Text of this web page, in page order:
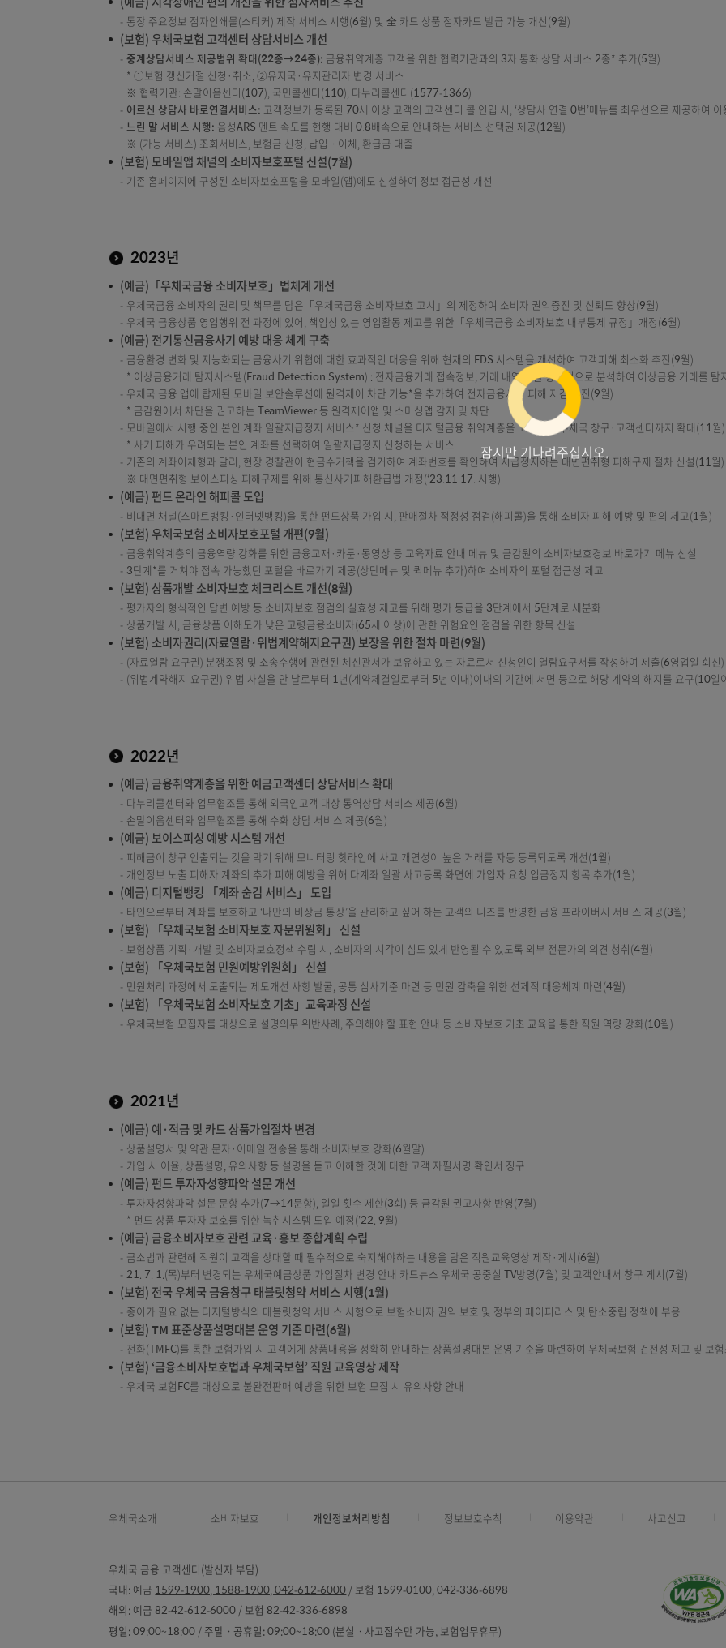
개인정보 유출 등으로 인한 대출 피해 방지를 위해 소비자가 사전에 여신성 금융거래*를 차단하여 고객 피해 최소화(8월)
* 우체국 안심차단 서비스 대상 : 신규 예금계좌 대월, 환급금 대출, 체크카드 신용기능
피해금 편취 의도가 없음을 소명하는 자료*를 제시하는 경우 피해금과 관련이 없는 부분의 지급정지 해제(8월)
* 협박문자 등 명의인의 주장이 사실이라는 개연성이 추측 가능한 자료
(예금) 취약계층 금융수수료 면제 유효기간 만료 알림
“금융수수료 면제 서비스” 이용 고객 중 1년 유효기간이 있는 대상자*에게 만료일 전월에 알림 서비스 시행(2월)
* 취약계층(기초생활수급자, 소년소녀가장, 차상위계층), 대학생
(예금) 시각장애인 편의 개선을 위한 점자서비스 추진
통장 주요정보 점자인쇄물(스티커) 제작 서비스 시행(6월) 및 全 카드 상품 점자카드 발급 가능 개선(9월)
(보험) 우체국보험 고객센터 상담서비스 개선
※ 협력기관: 손말이음센터(107), 국민콜센터(110), 다누리콜센터(1577-1366)
어르신 상담사 바로연결서비스:
느린 말 서비스 시행:음성ARS 멘트 속도를 현행 대비 0.8배속으로 안내하는 서비스 선택권 제공(12월)
※ (가능 서비스) 조회서비스, 보험금 신청, 납입ㆍ이체, 환급금 대출
(보험) 모바일앱 채널의 소비자보호포털 신설(7월)
기존 홈페이지에 구성된 소비자보호포털을 모바일(앱)에도 신설하여 정보 접근성 개선
2023년
(예금)「우체국금융 소비자보호」법체계 개선
우체국금융 소비자의 권리 및 책무를 담은「우체국금융 소비자보호 고시」의 제정하여 소비자 권익증진 및 신뢰도 향상(9월)
우체국 금융상품 영업행위 전 과정에 있어, 책임성 있는 영업활동 제고를 위한「우체국금융 소비자보호 내부통제 규정」개
(예금) 전기통신금융사기 예방 대응 체계 구축
금융환경 변화 및 지능화되는 금융사기 위협에 대한 효과적인 대응을 위해 현재의 FDS 시스템을 개선하여 고객피해 최소화
* 이상금융거래 탐지시스템(Fraud Detection System) : 전자금융거래 접속정보, 거래 내역 등을 종합적으로 분석하여 이
우체국 금융 앱에 탑재된 모바일 보안솔루션에 원격제어 차단 기능*을 추가하여 전자금융사기 피해 저감 추진(9월)
* 금감원에서 차단을 권고하는 TeamViewer 등 원격제어앱 및 스미싱앱 감지 및 차단
모바일에서 시행 중인 본인 계좌 일괄지급정지 서비스* 신청 채널을 디지털금융 취약계층을 고려하여 우체국 창구·고객센
* 사기 피해가 우려되는 본인 계좌를 선택하여 일괄지급정지 신청하는 서비스
기존의 계좌이체형과 달리, 현장 경찰관이 현금수거책을 검거하여 계좌번호를 확인하여 지급정지하는 대면편취형 피해구
※ 대면편취형 보이스피싱 피해구제를 위해 통신사기피해환급법 개정(‘23.11.17. 시행)
금융취약계층의 금융역량 강화를 위한 금융교재·카툰·동영상 등 교육자료 안내 메뉴 및 금감원의 소비자보호경보 바로가기
3단계*를 거쳐야 접속 가능했던 포털을 바로가기 제공(상단메뉴 및 퀵메뉴 추가)하여 소비자의 포털 접근성 제고
(보험) 상품개발 소비자보호 체크리스트 개선(8월)
평가자의 형식적인 답변 예방 등 소비자보호 점검의 실효성 제고를 위해 평가 등급을 3단계에서 5단계로 세분화
상품개발 시, 금융상품 이해도가 낮은 고령금융소비자(65세 이상)에 관한 위험요인 점검을 위한 항목 신설
(보험) 소비자권리(자료열람·위법계약해지요구권) 보장을 위한 절차 마련(9월)
(자료열람 요구권) 분쟁조정 및 소송수행에 관련된 체신관서가 보유하고 있는 자료로서 신청인이 열람요구서를 작성하여 제
(위법계약해지 요구권) 위법 사실을 안 날로부터 1년(계약체결일로부터 5년 이내)이내의 기간에 서면 등으로 해당 계약의
2022년
(예금) 금융취약계층을 위한 예금고객센터 상담서비스 확대
피해금이 창구 인출되는 것을 막기 위해 모니터링 핫라인에 사고 개연성이 높은 거래를 자동 등록되도록 개선(1월)
개인정보 노출 피해자 계좌의 추가 피해 예방을 위해 다계좌 일괄 사고등록 화면에 가입자 요청 입금정지 항목 추가(1월)
(예금) 디지털뱅킹 「계좌 숨김 서비스」 도입
타인으로부터 계좌를 보호하고 ‘나만의 비상금 통장’을 관리하고 싶어 하는 고객의 니즈를 반영한 금융 프라이버시 서비스
(보험) 「우체국보험 소비자보호 자문위원회」 신설
보험상품 기획·개발 및 소비자보호정책 수립 시, 소비자의 시각이 심도 있게 반영될 수 있도록 외부 전문가의 의견 청취(4월)
(보험) 「우체국보험 민원예방위원회」 신설
민원처리 과정에서 도출되는 제도개선 사항 발굴, 공통 심사기준 마련 등 민원 감축을 위한 선제적 대응체계 마련(4월)
(보험) 「우체국보험 소비자보호 기초」교육과정 신설
우체국보험 모집자를 대상으로 설명의무 위반사례, 주의해야 할 표현 안내 등 소비자보호 기초 교육을 통한 직원 역량 강화
2021년
(예금) 금융소비자보호 관련 교육·홍보 종합계획 수립
21. 7. 1.(목)부터 변경되는 우체국예금상품 가입절차 변경 안내 카드뉴스 우체국 공중실 TV방영(7월) 및 고객안내서 창구
(보험) 전국 우체국 금융창구 태블릿청약 서비스 시행(1월)
종이가 필요 없는 디지털방식의 태블릿청약 서비스 시행으로 보험소비자 권익 보호 및 정부의 페이퍼리스 및 탄소중립 정책
(보험) TM 표준상품설명대본 운영 기준 마련(6월)